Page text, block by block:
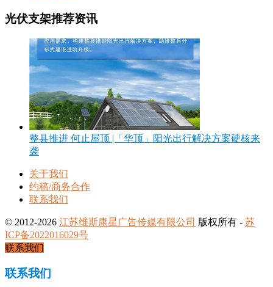
光伏支架推荐资讯
整县推进 何止屋顶 |「华顶」阳光出行解决方案硬核来
袭
关于我们
约稿/商务合作
联系我们
© 2012-2026 江苏维斯康星广告传媒有限公司 版权所有 - 苏
ICP备2022016029号
联系我们
联系我们